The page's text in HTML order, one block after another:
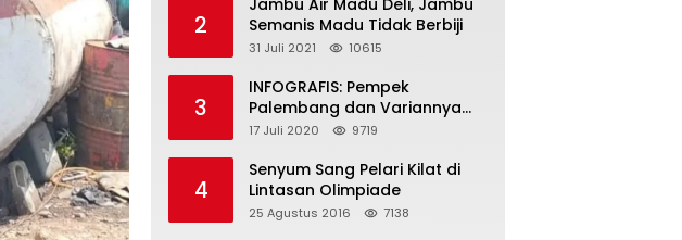
2
Jambu Air Madu Deli, Jambu
Semanis Madu Tidak Berbiji
31 Juli 2021 10615
3
INFOGRAFIS: Pempek
Palembang dan Variannya
yang Melegenda
17 Juli 2020 9719
4
Senyum Sang Pelari Kilat di
Lintasan Olimpiade
25 Agustus 2016 7138